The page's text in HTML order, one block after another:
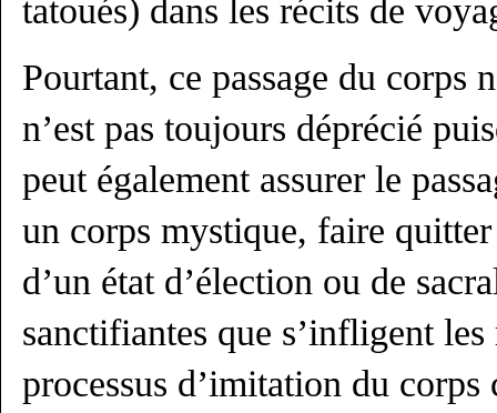
tatoués) dans les récits de
Pourtant, ce passage du corps
n’est pas toujours déprécié
peut également assurer le
un corps mystique, faire
d’un état d’élection ou de
sanctifiantes que s’infligent
processus d’imitation du